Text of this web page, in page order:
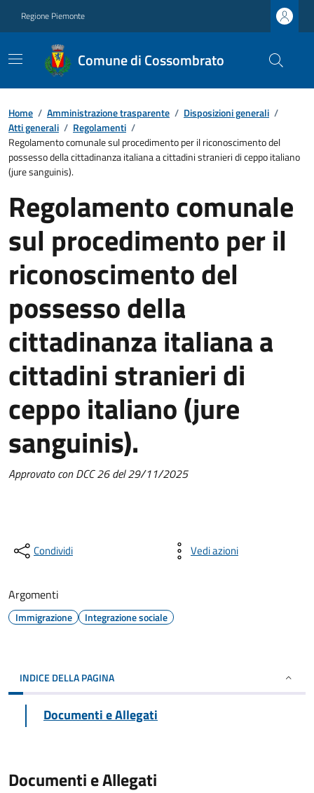
Regione Piemonte
Comune di Cossombrato
Home / Amministrazione trasparente / Disposizioni generali /
Atti generali / Regolamenti /
Regolamento comunale sul procedimento per il riconoscimento del
possesso della cittadinanza italiana a cittadini stranieri di ceppo italiano
(jure sanguinis).
Regolamento comunale
sul procedimento per il
riconoscimento del
possesso della
cittadinanza italiana a
cittadini stranieri di
ceppo italiano (jure
sanguinis).
Approvato con DCC 26 del 29/11/2025
Condividi Vedi azioni
Argomenti
Immigrazione Integrazione sociale
INDICE DELLA PAGINA
Documenti e Allegati
Documenti e Allegati